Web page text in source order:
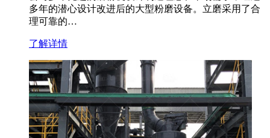
多年的潜心设计改进后的大型粉磨设备。立磨采用了合
理可靠的…
了解详情